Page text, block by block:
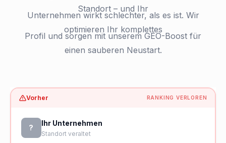
Standort – und Ihr
Unternehmen wirkt schlechter, als es ist. Wir
optimieren Ihr komplettes
Profil und sorgen mit unserem GEO-Boost für
einen sauberen Neustart.
Vorher RANKING VERLOREN
?
Ihr Unternehmen
Standort veraltet